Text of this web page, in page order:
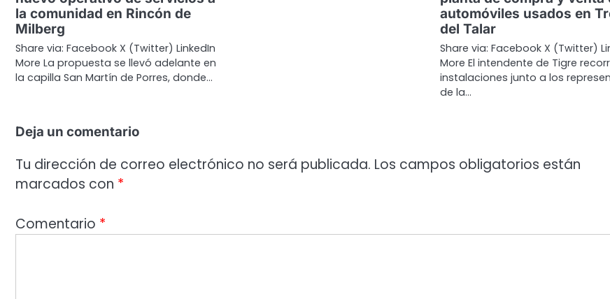
la comunidad en Rincón de
Milberg
Share via: Facebook X (Twitter) LinkedIn
More La propuesta se llevó adelante en
la capilla San Martín de Porres, donde…
automóviles usados en
del Talar
Share via: Facebook X (Twitter)
More El intendente de Tigre
instalaciones junto a los
de la…
Deja un comentario
Tu dirección de correo electrónico no será publicada. Los campos obligatorios están
marcados con *
Comentario *